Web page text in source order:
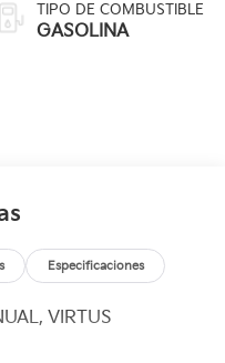
TIPO DE COMBUSTIBLE
GASOLINA
Especificaciones
VIRTUS